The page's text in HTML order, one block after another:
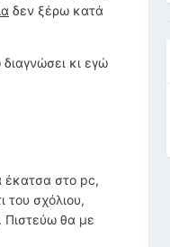
δεν ξέρω κατά
κι εγώ
έκατσα στο pc,
του σχόλιου,
Πιστεύω θα με